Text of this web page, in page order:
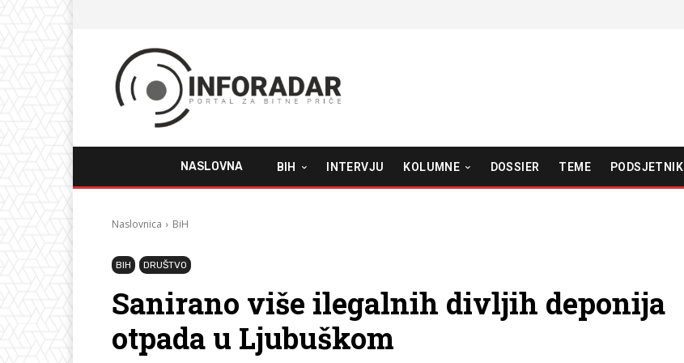
NASLOVNA BIH INTERVJU KOLUMNE DOSSIER TEME PODSJETNIK
Naslovnica BiH
BIH DRUŠTVO
Sanirano više ilegalnih divljih deponija
otpada u Ljubuškom